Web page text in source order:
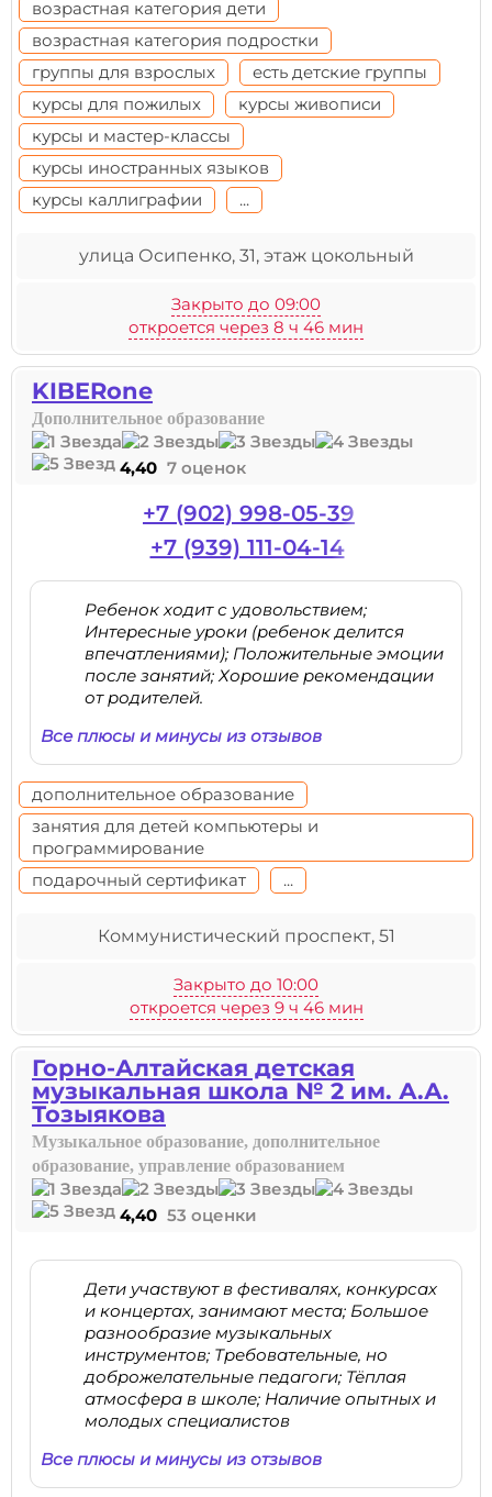
возрастная категория дети
возрастная категория подростки
группы для взрослых
есть детские группы
курсы для пожилых
курсы живописи
курсы и мастер-классы
курсы иностранных языков
курсы каллиграфии
...
улица Осипенко, 31, этаж цокольный
Закрыто до 09:00
откроется через 8 ч 46 мин
KIBERone
Дополнительное образование
4,40 7 оценок
+7 (902) 998-05-39
+7 (939) 111-04-14
Ребенок ходит с удовольствием;
Интересные уроки (ребенок делится
впечатлениями); Положительные эмоции
после занятий; Хорошие рекомендации
от родителей.
Все плюсы и минусы из отзывов
дополнительное образование
занятия для детей компьютеры и
программирование
подарочный сертификат
...
Коммунистический проспект, 51
Закрыто до 10:00
откроется через 9 ч 46 мин
Горно-Алтайская детская
музыкальная школа № 2 им. А.А.
Тозыякова
Музыкальное образование, дополнительное
образование, управление образованием
4,40 53 оценки
Дети участвуют в фестивалях, конкурсах
и концертах, занимают места; Большое
разнообразие музыкальных
инструментов; Требовательные, но
доброжелательные педагоги; Тёплая
атмосфера в школе; Наличие опытных и
молодых специалистов
Все плюсы и минусы из отзывов